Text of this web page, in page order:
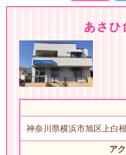
あさひ
神奈川県横浜市旭区上白
ア